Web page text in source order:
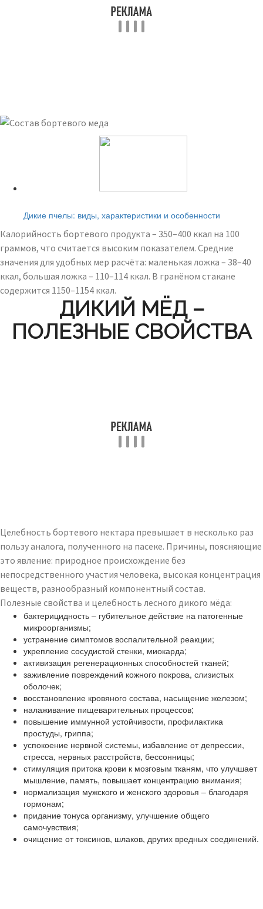
Дикие пчелы: виды, характеристики и особенности
Калорийность бортевого продукта – 350–400 ккал на 100
граммов, что считается высоким показателем. Средние
значения для удобных мер расчёта: маленькая ложка – 38–40
ккал, большая ложка – 110–114 ккал. В гранёном стакане
содержится 1150–1154 ккал.
ДИКИЙ МЁД –
ПОЛЕЗНЫЕ СВОЙСТВА
Целебность бортевого нектара превышает в несколько раз
пользу аналога, полученного на пасеке. Причины, поясняющие
это явление: природное происхождение без
непосредственного участия человека, высокая концентрация
веществ, разнообразный компонентный состав.
Полезные свойства и целебность лесного дикого мёда:
бактерицидность – губительное действие на патогенные
микроорганизмы;
устранение симптомов воспалительной реакции;
укрепление сосудистой стенки, миокарда;
активизация регенерационных способностей тканей;
заживление повреждений кожного покрова, слизистых
оболочек;
восстановление кровяного состава, насыщение железом;
налаживание пищеварительных процессов;
повышение иммунной устойчивости, профилактика
простуды, гриппа;
успокоение нервной системы, избавление от депрессии,
стресса, нервных расстройств, бессонницы;
стимуляция притока крови к мозговым тканям, что улучшает
мышление, память, повышает концентрацию внимания;
нормализация мужского и женского здоровья – благодаря
гормонам;
придание тонуса организму, улучшение общего
самочувствия;
очищение от токсинов, шлаков, других вредных соединений.